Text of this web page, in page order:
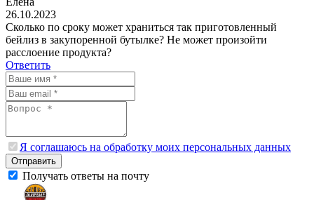
26.10.2023
Сколько по сроку может храниться так приготовленный
бейлиз в закупоренной бутылке? Не может произойти
расслоение продукта?
Ответить
Я соглашаюсь на обработку моих персональных данных
Отправить
Получать ответы на почту